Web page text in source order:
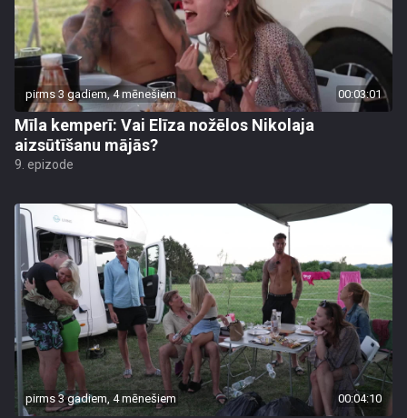
pirms 3 gadiem, 4 mēnešiem 00:03:01
Mīla kemperī: Vai Elīza nožēlos Nikolaja
aizsūtīšanu mājās?
9. epizode
pirms 3 gadiem, 4 mēnešiem 00:04:10